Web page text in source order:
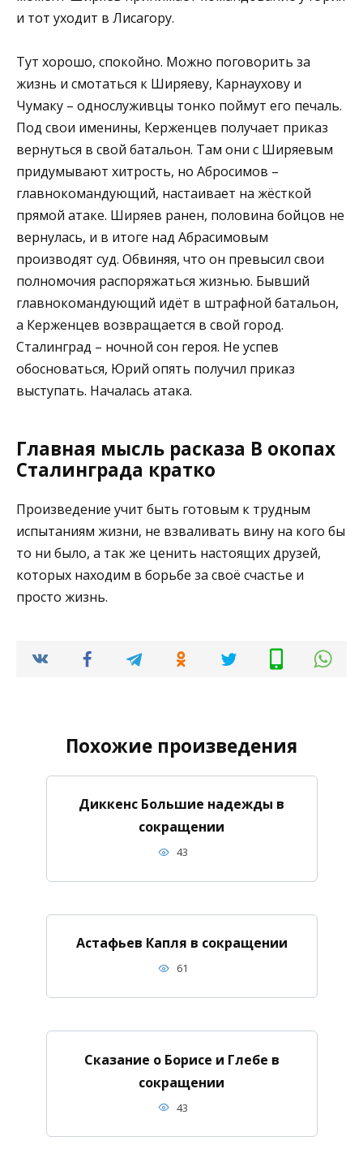
и тот уходит в Лисагору.
Тут хорошо, спокойно. Можно поговорить за
жизнь и смотаться к Ширяеву, Карнаухову и
Чумаку – однослуживцы тонко поймут его печаль.
Под свои именины, Керженцев получает приказ
вернуться в свой батальон. Там они с Ширяевым
придумывают хитрость, но Абросимов –
главнокомандующий, настаивает на жёсткой
прямой атаке. Ширяев ранен, половина бойцов не
вернулась, и в итоге над Абрасимовым
производят суд. Обвиняя, что он превысил свои
полномочия распоряжаться жизнью. Бывший
главнокомандующий идёт в штрафной батальон,
а Керженцев возвращается в свой город.
Сталинград – ночной сон героя. Не успев
обосноваться, Юрий опять получил приказ
выступать. Началась атака.
Главная мысль расказа В окопах
Сталинграда кратко
Произведение учит быть готовым к трудным
испытаниям жизни, не взваливать вину на кого бы
то ни было, а так же ценить настоящих друзей,
которых находим в борьбе за своё счастье и
просто жизнь.
Похожие произведения
Диккенс Большие надежды в
сокращении
43
Астафьев Капля в сокращении
61
Сказание о Борисе и Глебе в
сокращении
43